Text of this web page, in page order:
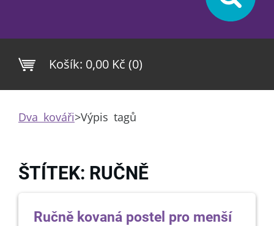
Košík: 0,00 Kč (0)
Dva kováři>Výpis tagů
ŠTÍTEK: RUČNĚ
Ručně kovaná postel pro menší